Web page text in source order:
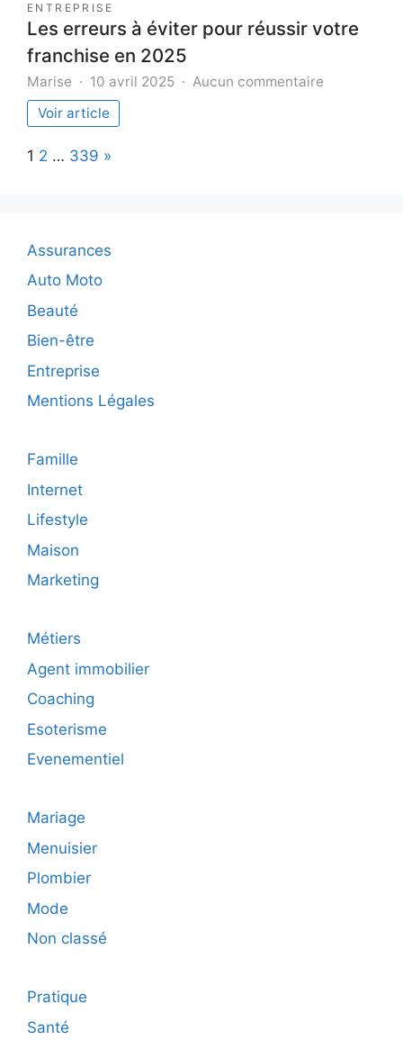
ENTREPRISE
Les erreurs à éviter pour réussir votre
franchise en 2025
Marise 10 avril 2025 Aucun commentaire
Voir article
Page:
1 2 … 339 Next
»
Assurances
Auto Moto
Beauté
Bien-être
Entreprise
Mentions Légales
Famille
Internet
Lifestyle
Maison
Marketing
Métiers
Agent immobilier
Coaching
Esoterisme
Evenementiel
Mariage
Menuisier
Plombier
Mode
Non classé
Pratique
Santé